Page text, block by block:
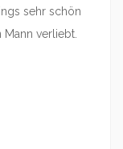
sehr schön
verliebt.